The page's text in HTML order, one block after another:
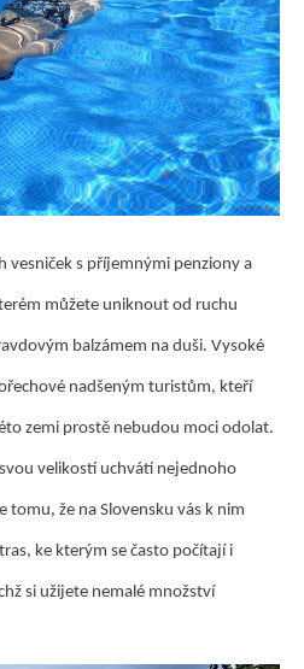
vesniček s příjemnými penziony a
můžete uniknout od ruchu
balzámem na duši. Vysoké
nadšeným turistům, kteří
zemi prostě nebudou moci odolat.
velikostí uchvátí nejednoho
tomu, že na Slovensku vás k nim
ke kterým se často počítají i
si užijete nemalé množství